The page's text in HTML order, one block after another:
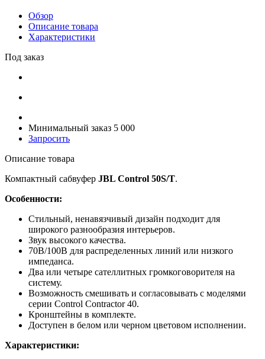
Обзор
Описание товара
Характеристики
Под заказ
Минимальный заказ 5 000
Запросить
Описание товара
Компактный сабвуфер JBL Control 50S/T.
Особенности:
Стильный, ненавязчивый дизайн подходит для
широкого разнообразия интерьеров.
Звук высокого качества.
70В/100В для распределенных линий или низкого
импеданса.
Два или четыре сателлитных громкоговорителя на
систему.
Возможность смешивать и согласовывать с моделями
серии Control Contractor 40.
Кронштейны в комплекте.
Доступен в белом или черном цветовом исполнении.
Характеристики: